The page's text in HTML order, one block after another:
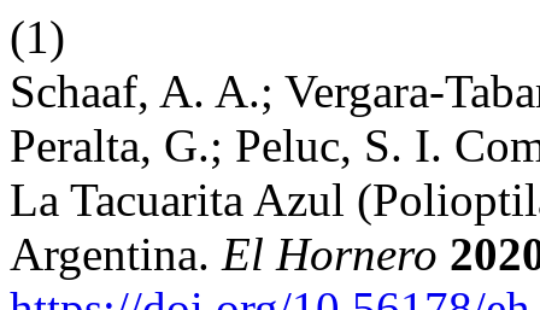
(1)
Schaaf, A. A.; Vergara-
Peralta, G.; Peluc, S. I.
La Tacuarita Azul
Argentina. El Hornero